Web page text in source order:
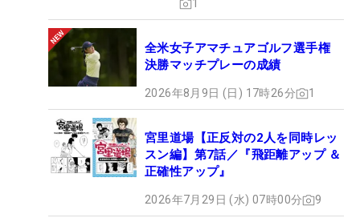
1
全米女子アマチュアゴルフ選手権
決勝マッチプレーの成績
2026年8月9日 (日) 17時26分 1
宮里道場【正反対の2人を同時レッ
スン編】第7話／『飛距離アップ ＆
正確性アップ』
2026年7月29日 (水) 07時00分 9